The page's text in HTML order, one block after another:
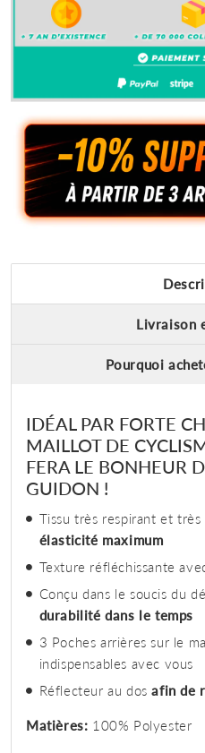
Livraison
Pourquoi
IDÉAL PAR FORTE
MAILLOT DE
FERA LE BONHEUR
GUIDON !
Tissu très respirant et très
élasticité maximum
Texture réfléchissante
Conçu dans le soucis du
durabilité dans le temps
3 Poches arrières sur le
indispensables avec vous
Réflecteur au dos afin de
Matières: 100% Polyester